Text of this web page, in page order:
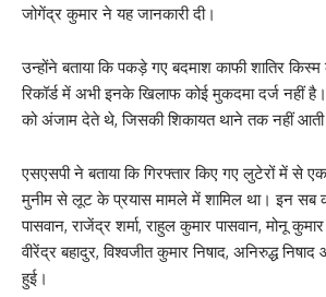
जोगेंद्र कुमार ने यह जानकारी दी।
उन्होंने बताया कि पकड़े गए बदमाश काफी शातिर
रिकॉर्ड में अभी इनके खिलाफ कोई मुकदमा दर्ज नहीं
को अंजाम देते थे, जिसकी शिकायत थाने तक नहीं आती
एसएसपी ने बताया कि गिरफ्तार किए गए लुटेरों में से
मुनीम से लूट के प्रयास मामले में शामिल था। इन सब
पासवान, राजेंद्र शर्मा, राहुल कुमार पासवान, मोनू कुमार
वीरेंद्र बहादुर, विश्वजीत कुमार निषाद, अनिरुद्ध
हुई।